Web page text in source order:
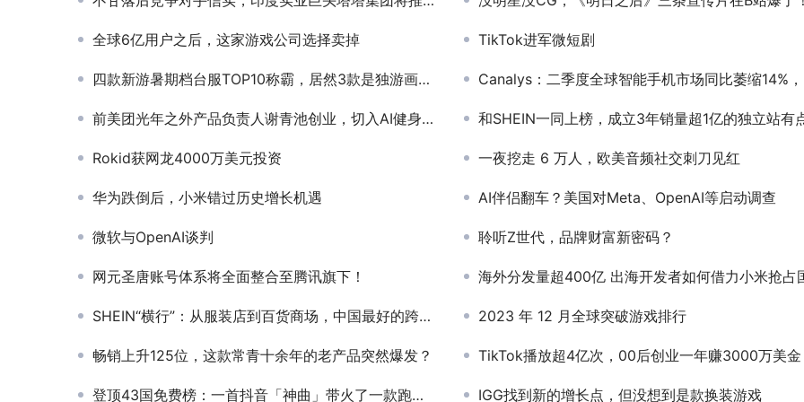
全球6亿用户之后，这家游戏公司选择卖掉 TikTok进军微短剧
四款新游暑期档台服TOP10称霸，居然3款是独游画风！ Canalys：二季度全球智能手机市场同比萎缩14%，出货量为2.85亿部
前美团光年之外产品负责人谢青池创业，切入AI健身教练赛道 和SHEIN一同上榜，成立3年销量超1亿的独立站有点来
Rokid获网龙4000万美元投资 一夜挖走 6 万人，欧美音频社交刺刀见红
华为跌倒后，小米错过历史增长机遇 AI伴侣翻车？美国对Meta、OpenAI等启动调查
微软与OpenAI谈判 聆听Z世代，品牌财富新密码？
网元圣唐账号体系将全面整合至腾讯旗下！ 海外分发量超400亿 出海开发者如何借力小米抢占国际市场
SHEIN“横行”：从服装店到百货商场，中国最好的跨境独立站正在疯狂试探 2023 年 12 月全球突破游戏排行
畅销上升125位，这款常青十余年的老产品突然爆发？ TikTok播放超4亿次，00后创业一年赚3000万美金
登顶43国免费榜：一首抖音「神曲」带火了一款跑酷手游 IGG找到新的增长点，但没想到是款换装游戏